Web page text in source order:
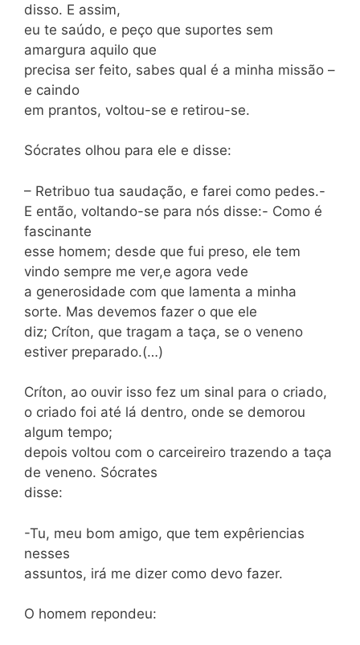
disso. E assim,
eu te saúdo, e peço que suportes sem
amargura aquilo que
precisa ser feito, sabes qual é a minha missão –
e caindo
em prantos, voltou-se e retirou-se.
Sócrates olhou para ele e disse:
– Retribuo tua saudação, e farei como pedes.-
E então, voltando-se para nós disse:- Como é
fascinante
esse homem; desde que fui preso, ele tem
vindo sempre me ver,e agora vede
a generosidade com que lamenta a minha
sorte. Mas devemos fazer o que ele
diz; Críton, que tragam a taça, se o veneno
estiver preparado.(…)
Críton, ao ouvir isso fez um sinal para o criado,
o criado foi até lá dentro, onde se demorou
algum tempo;
depois voltou com o carceireiro trazendo a taça
de veneno. Sócrates
disse:
-Tu, meu bom amigo, que tem expêriencias
nesses
assuntos, irá me dizer como devo fazer.
O homem repondeu: